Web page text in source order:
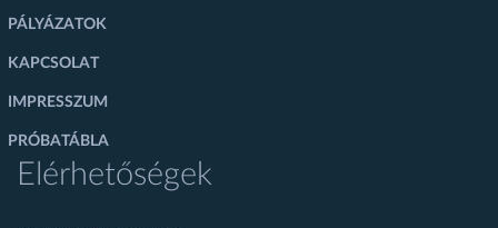
PÁLYÁZATOK
KAPCSOLAT
IMPRESSZUM
PRÓBATÁBLA
Elérhetőségek